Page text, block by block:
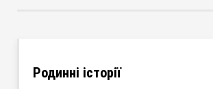
Родинні історії